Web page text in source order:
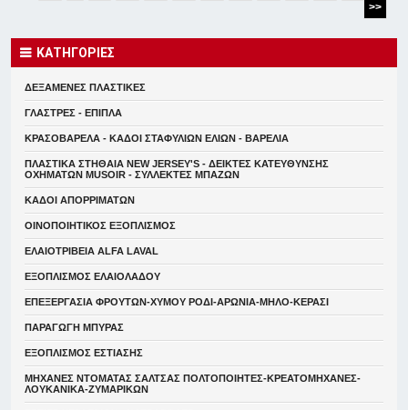
>>
ΚΑΤΗΓΟΡΙΕΣ
ΔΕΞΑΜΕΝΕΣ ΠΛΑΣΤΙΚΕΣ
ΓΛΑΣΤΡΕΣ - ΕΠΙΠΛΑ
ΚΡΑΣΟΒΑΡΕΛΑ - ΚΑΔΟΙ ΣΤΑΦΥΛΙΩΝ ΕΛΙΩΝ - ΒΑΡΕΛΙΑ
ΠΛΑΣΤΙΚΑ ΣΤΗΘΑΙΑ NEW JERSEY'S - ΔΕΙΚΤΕΣ ΚΑΤΕΥΘYΝΣΗΣ
ΟΧΗΜΑΤΩΝ MUSOIR - ΣΥΛΛΕΚΤΕΣ ΜΠΑΖΩΝ
ΚΑΔΟΙ ΑΠΟΡΡΙΜΑΤΩΝ
ΟΙΝΟΠΟΙΗΤΙΚΟΣ ΕΞΟΠΛΙΣΜΟΣ
ΕΛΑΙΟΤΡΙΒΕΙΑ ALFA LAVAL
ΕΞΟΠΛΙΣΜΟΣ ΕΛΑΙΟΛΑΔΟΥ
ΕΠΕΞΕΡΓΑΣΙΑ ΦΡΟΥΤΩΝ-ΧΥΜΟΥ ΡΟΔΙ-ΑΡΩΝΙΑ-ΜΗΛΟ-ΚΕΡΑΣΙ
ΠΑΡΑΓΩΓΗ ΜΠΥΡΑΣ
ΕΞΟΠΛΙΣΜΟΣ ΕΣΤΙΑΣΗΣ
ΜΗΧΑΝΕΣ ΝΤΟΜΑΤΑΣ ΣΑΛΤΣΑΣ ΠΟΛΤΟΠΟΙΗΤΕΣ-ΚΡΕΑΤΟΜΗΧΑΝΕΣ-
ΛΟΥΚΑΝΙΚΑ-ΖΥΜΑΡΙΚΩΝ